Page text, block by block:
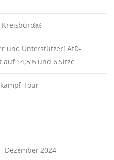
Kreisbüro￼
und Unterstützer! AfD-
14,5% und 6 Sitze
Tour
Dezember 2024